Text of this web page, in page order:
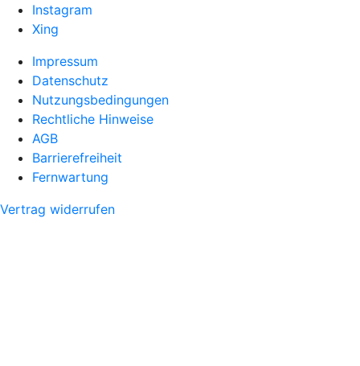
Instagram
Xing
Impressum
Datenschutz
Nutzungsbedingungen
Rechtliche Hinweise
AGB
Barrierefreiheit
Fernwartung
Vertrag widerrufen